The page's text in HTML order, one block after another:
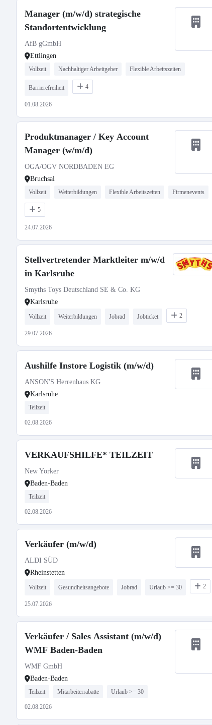
Manager (m/w/d) strategische
Standortentwicklung
AfB gGmbH
Ettlingen
Vollzeit Nachhaltiger Arbeitgeber Flexible Arbeitszeiten
Barrierefreiheit 4
01.08.2026
Produktmanager / Key Account
Manager (w/m/d)
OGA/OGV NORDBADEN EG
Bruchsal
Vollzeit Weiterbildungen Flexible Arbeitszeiten Firmenevents
5
24.07.2026
Stellvertretender Marktleiter m/w/d
in Karlsruhe
Smyths Toys Deutschland SE & Co. KG
Karlsruhe
Vollzeit Weiterbildungen Jobrad Jobticket 2
29.07.2026
Aushilfe Instore Logistik (m/w/d)
ANSON'S Herrenhaus KG
Karlsruhe
Teilzeit
02.08.2026
VERKAUFSHILFE* TEILZEIT
New Yorker
Baden-Baden
Teilzeit
02.08.2026
Verkäufer (m/w/d)
ALDI SÜD
Rheinstetten
Vollzeit Gesundheitsangebote Jobrad Urlaub >= 30 2
25.07.2026
Verkäufer / Sales Assistant (m/w/d)
WMF Baden-Baden
WMF GmbH
Baden-Baden
Teilzeit Mitarbeiterrabatte Urlaub >= 30
02.08.2026